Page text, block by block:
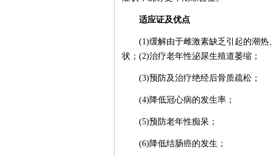
适应证及优点
(1)缓解由于雌激素缺乏引起的潮
状；(2)治疗老年性泌尿生殖道萎缩；
(3)预防及治疗绝经后骨质疏松；
(4)降低冠心病的发生率；
(5)预防老年性痴呆；
(6)降低结肠癌的发生；